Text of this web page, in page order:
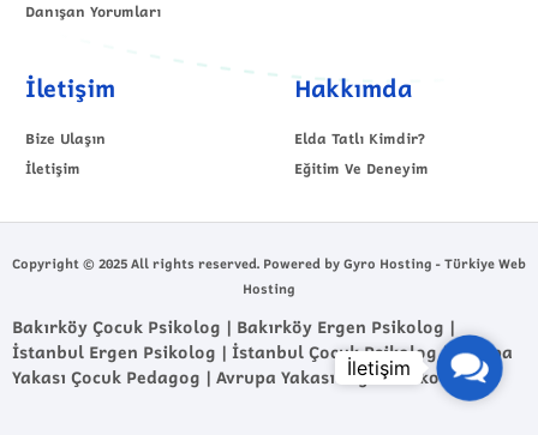
Danışan Yorumları
İletişim
Bize Ulaşın
İletişim
Hakkımda
Elda Tatlı Kimdir?
Eğitim Ve Deneyim
Copyright © 2025 All rights reserved. Powered by Gyro Hosting - Türkiye Web
Hosting
Bakırköy Çocuk Psikolog | Bakırköy Ergen Psikolog |
İstanbul Ergen Psikolog | İstanbul Çocuk Psikolog | Avrupa
Yakası Çocuk Pedagog | Avrupa Yakası Ergen Psikolog
Contact
Us